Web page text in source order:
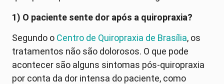
1) O paciente sente dor após a quiropraxia?
Segundo o Centro de Quiropraxia de Brasília, os
tratamentos não são dolorosos. O que pode
acontecer são alguns sintomas pós-quiropraxia
por conta da dor intensa do paciente, como